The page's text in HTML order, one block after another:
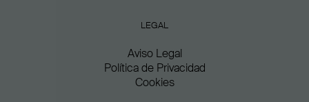
LEGAL
Aviso Legal
Política de Privacidad
Cookies